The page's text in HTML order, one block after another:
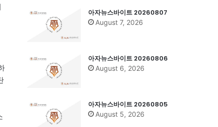
아자뉴스바이트 20260807
August 7, 2026
아자뉴스바이트 20260806
August 6, 2026
아자뉴스바이트 20260805
August 5, 2026